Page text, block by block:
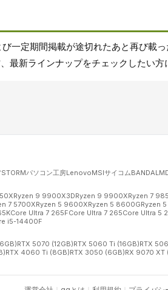
一定期間掲載が途切れたあと再び載
最新ラインナップをチェックしたい方
STORMパソコン工房LenovoMSIサイコムBANDAL
Ryzen 9 9900X3DRyzen 9 9900XRyzen 7
7 5700XRyzen 5 9600XRyzen 5 8600GRyzen
Core Ultra 7 265FCore Ultra 7 265Core Ultra 5
i5-14400F
RTX 5070 (12GB)RTX 5060 Ti (16GB)RTX
RTX 4060 Ti (8GB)RTX 3050 (6GB)RX 9070 XT